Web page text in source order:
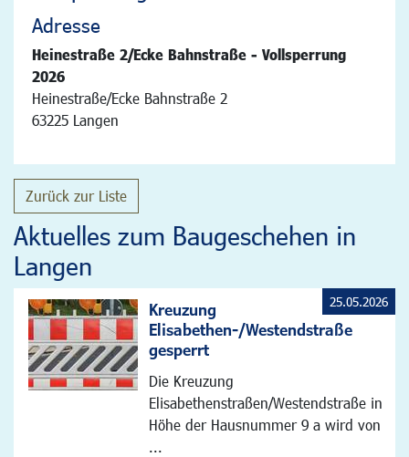
Adresse
Heinestraße 2/Ecke Bahnstraße - Vollsperrung
2026
Heinestraße/Ecke Bahnstraße 2
63225 Langen
Zurück zur Liste
Aktuelles zum Baugeschehen in
Langen
Kreuzung
Elisabethen-/Westendstraße
gesperrt
Die Kreuzung
Elisabethenstraßen/Westendstraße in
Höhe der Hausnummer 9 a wird von
...
25.05.2026